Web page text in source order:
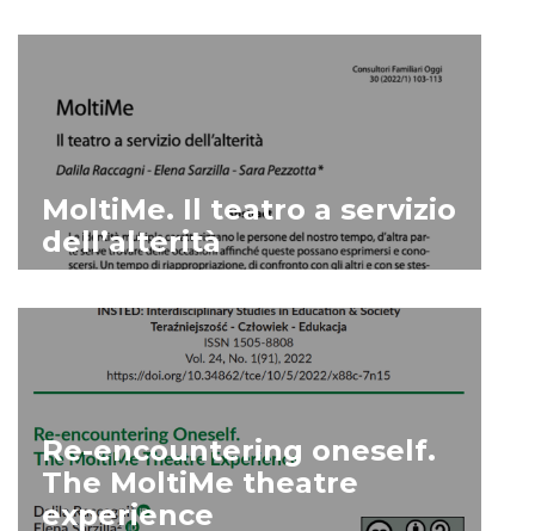
MoltiMe. Il teatro a servizio
dell’alterità
Re-encountering oneself.
The MoltiMe theatre
experience